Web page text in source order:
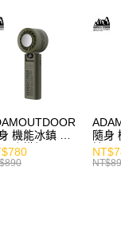
機能冰鎮 手
扇 掛繩
隨身
持風